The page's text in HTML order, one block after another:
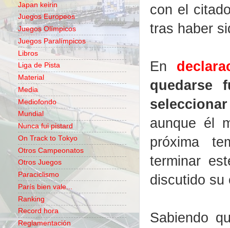
con el
tras haber
En
quedarse
aunque él
próxima
terminar
discutido su
Sabiendo
Japan keirin
Juegos Europeos
Juegos Olímpicos
Juegos Paralímpicos
Libros
Liga de Pista
Material
Media
Mediofondo
Mundial
Nunca fui pistard
On Track to Tokyo
Otros Campeonatos
Otros Juegos
Paraciclismo
París bien vale...
Ranking
Record hora
Reglamentación